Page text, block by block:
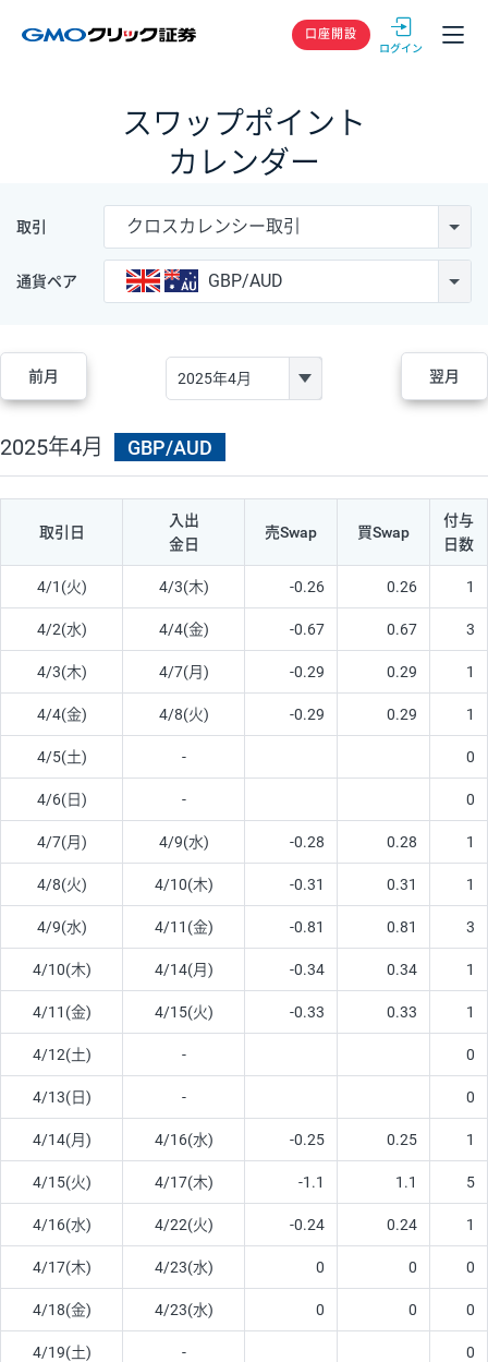
GMOクリック
口座開設
スワップポイント
カレンダー
取引 クロスカレンシー取引
通貨ペア GBP/AUD
前月 翌月
2025年4月 GBP/AUD
取引日
入出
金日
売Swap 買Swap
付与
日数
4/1(火) 4/3(木) -0.26 0.26 1
4/2(水) 4/4(金) -0.67 0.67 3
4/3(木) 4/7(月) -0.29 0.29 1
4/4(金) 4/8(火) -0.29 0.29 1
4/5(土) - 0
4/6(日) - 0
4/7(月) 4/9(水) -0.28 0.28 1
4/8(火) 4/10(木) -0.31 0.31 1
4/9(水) 4/11(金) -0.81 0.81 3
4/10(木) 4/14(月) -0.34 0.34 1
4/11(金) 4/15(火) -0.33 0.33 1
4/12(土) - 0
4/13(日) - 0
4/14(月) 4/16(水) -0.25 0.25 1
4/15(火) 4/17(木) -1.1 1.1 5
4/16(水) 4/22(火) -0.24 0.24 1
4/17(木) 4/23(水) 0 0 0
4/18(金) 4/23(水) 0 0 0
4/19(土) - 0